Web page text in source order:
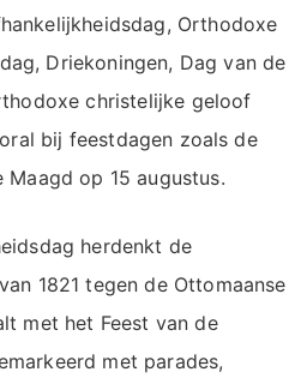
Orthodoxe
Driekoningen, Dag van de
christelijke geloof
bij feestdagen zoals de
Maagd op 15 augustus.
herdenkt de
1821 tegen de Ottomaanse
met het Feest van de
met parades,